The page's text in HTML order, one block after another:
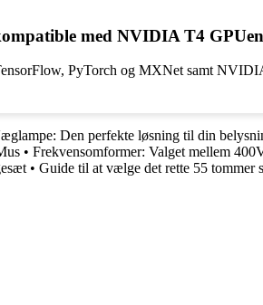
med NVIDIA T4
PyTorch og MXNet samt
Den perfekte løsning til din
• Frekvensomformer: Valget mellem
• Guide til at vælge det rette 55 tommer